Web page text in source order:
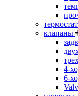
клапаны
4-
6-